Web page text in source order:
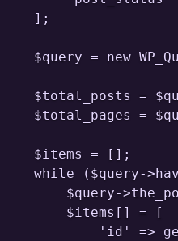
    ];
$query = new
$total_posts =
$total_pages =
    $items = [];
while ($query-
$query-
        $items[] = [
'id' =>